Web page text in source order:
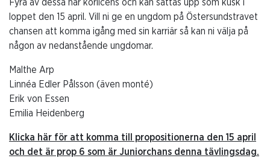
Fyra av dessa har körlicens och kan sättas upp som kusk i
loppet den 15 april. Vill ni ge en ungdom på Östersundstravet
chansen att komma igång med sin karriär så kan ni välja på
någon av nedanstående ungdomar.
Malthe Arp
Linnéa Edler Pålsson (även monté)
Erik von Essen
Emilia Heidenberg
Klicka här för att komma till propositionerna den 15 april
och det är prop 6 som är Juniorchans denna tävlingsdag.